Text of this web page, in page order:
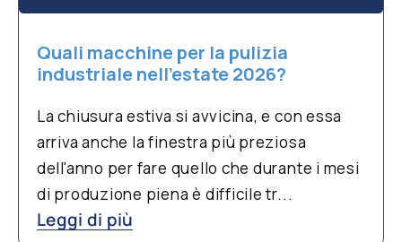
Quali macchine per la pulizia
industriale nell’estate 2026?
La chiusura estiva si avvicina, e con essa
arriva anche la finestra più preziosa
dell'anno per fare quello che durante i mesi
di produzione piena è difficile tr...
Leggi di più